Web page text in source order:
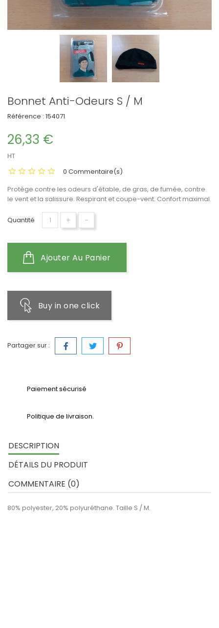
Bonnet Anti-Odeurs S / M
Référence : 154071
26,33 €
HT
0 Commentaire(s)
Protège contre les odeurs d'étable, de gras, de fumée, contre
le vent et la salissure. Respirant et coupe-vent. Confort maximal.
Quantité + -
Ajouter Au Panier
Buy in one click
Partager sur :
Paiement sécurisé
Politique de livraison.
DESCRIPTION
DÉTAILS DU PRODUIT
COMMENTAIRE (0)
80% polyester, 20% polyuréthane. Taille S / M.